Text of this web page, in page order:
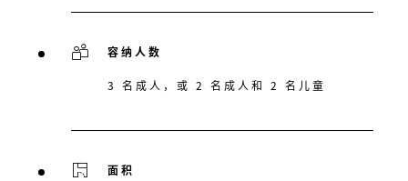
容纳人数
3 名成人，或 2 名成人和 2 名儿童
面积